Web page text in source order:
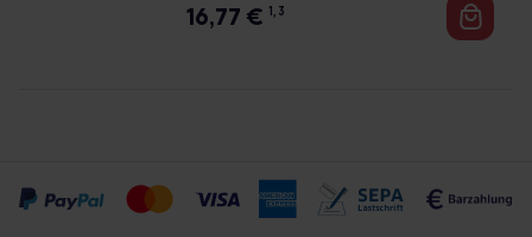
16,77 € 1, 3